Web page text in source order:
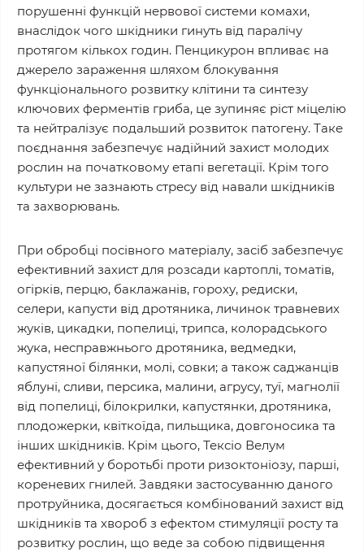
порушенні функцій нервової системи комахи,
внаслідок чого шкідники гинуть від паралічу
протягом кількох годин. Пенцикурон впливає на
джерело зараження шляхом блокування
функціонального розвитку клітини та синтезу
ключових ферментів гриба, це зупиняє ріст міцелію
та нейтралізує подальший розвиток патогену. Таке
поєднання забезпечує надійний захист молодих
рослин на початковому етапі вегетації. Крім того
культури не зазнають стресу від навали шкідників
та захворювань.
При обробці посівного матеріалу, засіб забезпечує
ефективний захист для розсади картоплі, томатів,
огірків, перцю, баклажанів, гороху, редиски,
селери, капусти від дротяника, личинок травневих
жуків, цикадки, попелиці, трипса, колорадського
жука, несправжнього дротяника, ведмедки,
капустяної білянки, молі, совки; а також саджанців
яблуні, сливи, персика, малини, агрусу, туї, магнолії
від попелиці, білокрилки, капустянки, дротяника,
плодожерки, квіткоїда, пильщика, довгоносика та
інших шкідників. Крім цього, Тексіо Велум
ефективний у боротьбі проти ризоктоніозу, парші,
кореневих гнилей. Завдяки застосуванню даного
протруйника, досягається комбінований захист від
шкідників та хвороб з ефектом стимуляції росту та
розвитку рослин, що веде за собою підвищення